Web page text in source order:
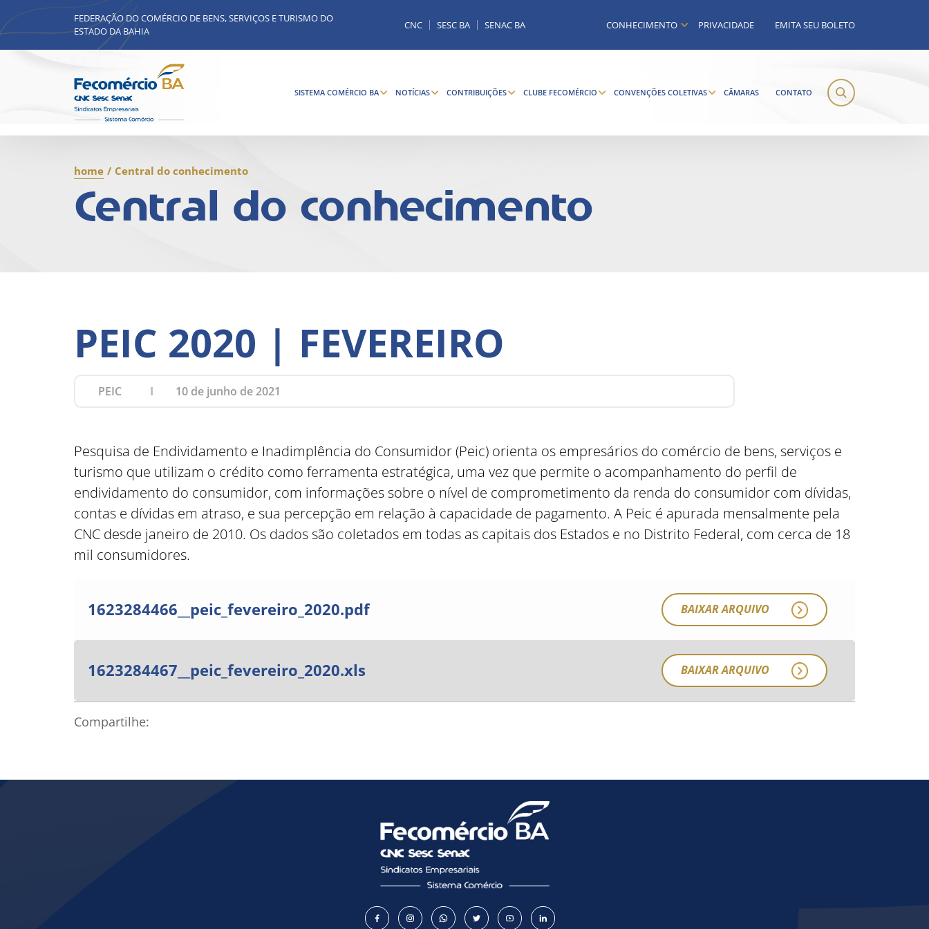
FEDERAÇÃO DO COMÉRCIO DE BENS, SERVIÇOS E TURISMO DO
ESTADO DA BAHIA
CNC SESC BA SENAC BA CONHECIMENTO PRIVACIDADE EMITA SEU BOLETO
SISTEMA COMÉRCIO BA NOTÍCIAS CONTRIBUIÇÕES CLUBE FECOMÉRCIO CONVENÇÕES COLETIVAS CÂMARAS CONTATO
home / Central do conhecimento
Central do conhecimento
PEIC 2020 | FEVEREIRO
PEIC 10 de junho de 2021
Pesquisa de Endividamento e Inadimplência do Consumidor (Peic) orienta os empresários do comércio de bens, serviços e
turismo que utilizam o crédito como ferramenta estratégica, uma vez que permite o acompanhamento do perfil de
endividamento do consumidor, com informações sobre o nível de comprometimento da renda do consumidor com dívidas,
contas e dívidas em atraso, e sua percepção em relação à capacidade de pagamento. A Peic é apurada mensalmente pela
CNC desde janeiro de 2010. Os dados são coletados em todas as capitais dos Estados e no Distrito Federal, com cerca de 18
mil consumidores.
1623284466__peic_fevereiro_2020.pdf BAIXAR ARQUIVO
1623284467__peic_fevereiro_2020.xls BAIXAR ARQUIVO
Compartilhe: